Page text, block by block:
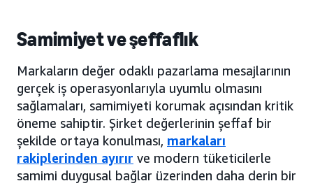
Samimiyet ve şeffaflık
Markaların değer odaklı pazarlama mesajlarının
gerçek iş operasyonlarıyla uyumlu olmasını
sağlamaları, samimiyeti korumak açısından kritik
öneme sahiptir. Şirket değerlerinin şeffaf bir
şekilde ortaya konulması, markaları
rakiplerinden ayırır ve modern tüketicilerle
samimi duygusal bağlar üzerinden daha derin bir